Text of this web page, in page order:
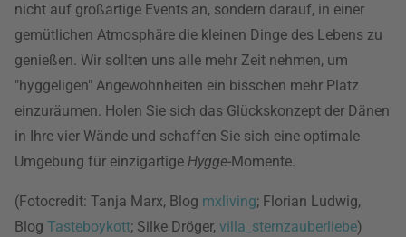
nicht auf großartige Events an, sondern darauf, in einer
gemütlichen Atmosphäre die kleinen Dinge des Lebens zu
genießen. Wir sollten uns alle mehr Zeit nehmen, um
"hyggeligen" Angewohnheiten ein bisschen mehr Platz
einzuräumen. Holen Sie sich das Glückskonzept der Dänen
in Ihre vier Wände und schaffen Sie sich eine optimale
Umgebung für einzigartige Hygge-Momente.
(Fotocredit: Tanja Marx, Blog mxliving; Florian Ludwig,
Blog Tasteboykott; Silke Dröger, villa_sternzauberliebe)